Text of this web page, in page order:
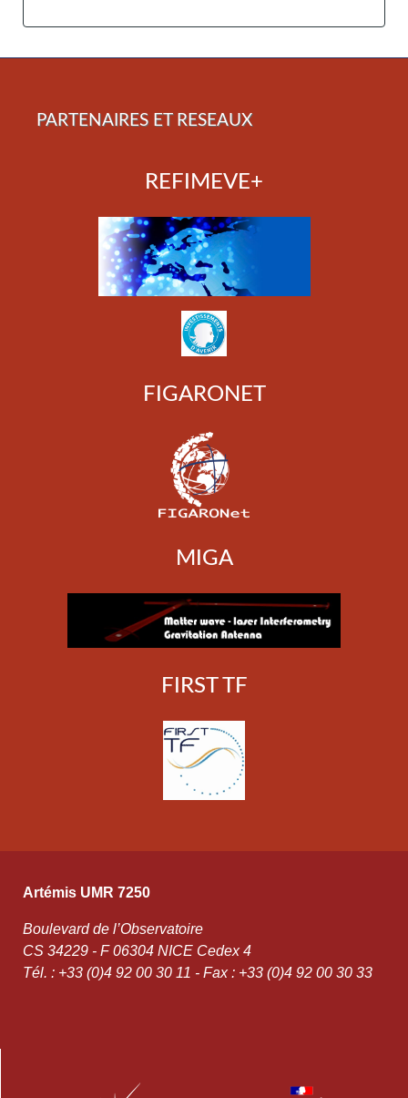
PARTENAIRES ET RESEAUX
REFIMEVE+
FIGARONET
MIGA
FIRST TF
Artémis UMR 7250
Boulevard de l’Observatoire
CS 34229 - F 06304 NICE Cedex 4
Tél. : +33 (0)4 92 00 30 11 - Fax : +33 (0)4 92 00 30 33